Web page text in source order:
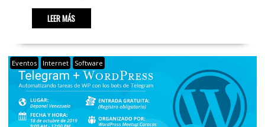
LEER MÁS
Eventos Internet Software